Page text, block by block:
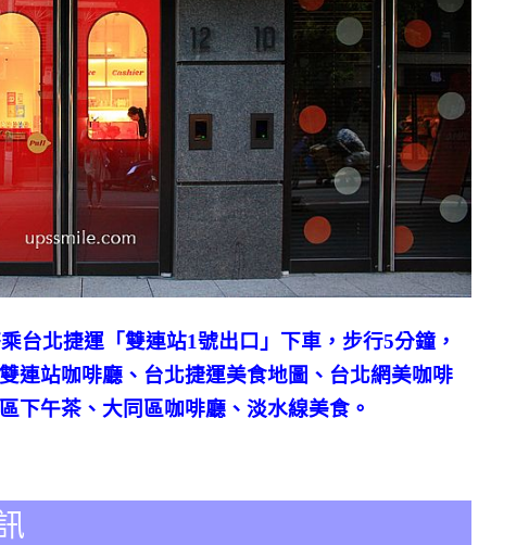
台北捷運「雙連站1號出口」下車，步行5分鐘，
連站咖啡廳、台北捷運美食地圖、台北網美咖啡
下午茶、大同區咖啡廳、淡水線美食。